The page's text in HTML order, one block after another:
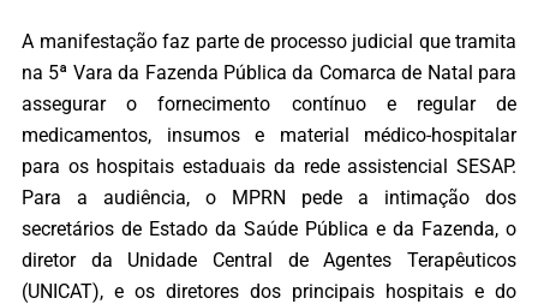
A manifestação faz parte de processo judicial que tramita
na 5ª Vara da Fazenda Pública da Comarca de Natal para
assegurar o fornecimento contínuo e regular de
medicamentos, insumos e material médico-hospitalar
para os hospitais estaduais da rede assistencial SESAP.
Para a audiência, o MPRN pede a intimação dos
secretários de Estado da Saúde Pública e da Fazenda, o
diretor da Unidade Central de Agentes Terapêuticos
(UNICAT), e os diretores dos principais hospitais e do